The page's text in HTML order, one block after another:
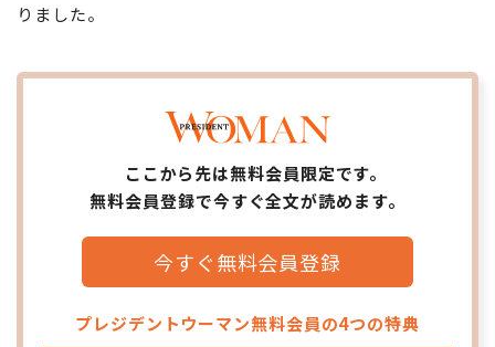
りました。
ここから先は無料会員限定です。
無料会員登録で今すぐ全文が読めます。
今すぐ無料会員登録
プレジデントウーマン無料会員の4つの特典